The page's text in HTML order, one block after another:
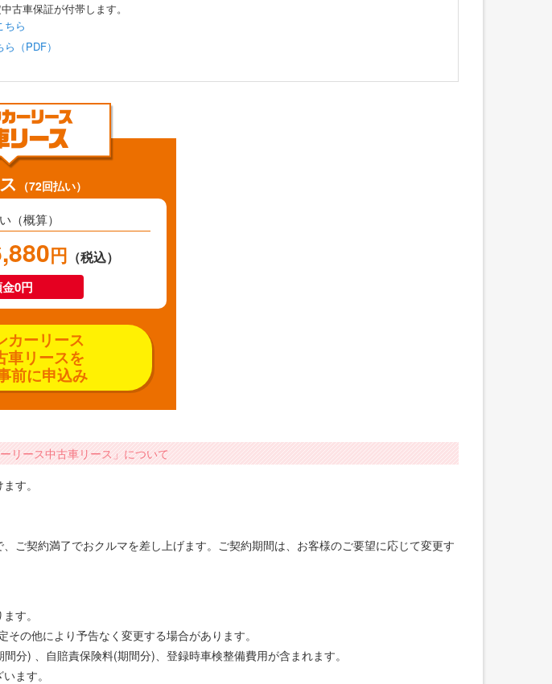
古車保証が付帯します。
ちら
（PDF）
（72回払い）
（概算）
円 （税込）
0円
カーリース
車リースを
前に申込み
リース中古車リース」について
す。
ご契約満了でおクルマを差し上げます。ご契約期間は、お客様のご要望に応じて変更す
す。
の他により予告なく変更する場合があります。
分) 、自賠責保険料(期間分)、登録時車検整備費用が含まれます。
ます。